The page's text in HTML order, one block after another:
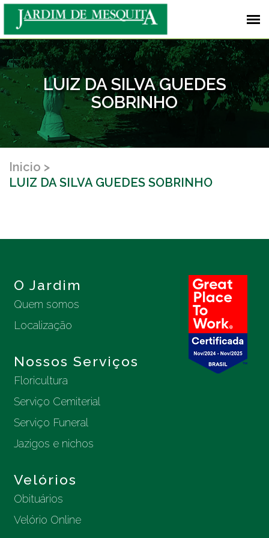
LUIZ DA SILVA GUEDES
SOBRINHO
Inicio
LUIZ DA SILVA GUEDES SOBRINHO
O Jardim
Quem somos
Localização
Nossos Serviços
Floricultura
Serviço Cemiterial
Serviço Funeral
Jazigos e nichos
Velórios
Obituários
Velório Online